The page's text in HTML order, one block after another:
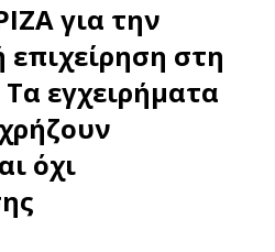
για την
στη
εγχειρήματα
όχι